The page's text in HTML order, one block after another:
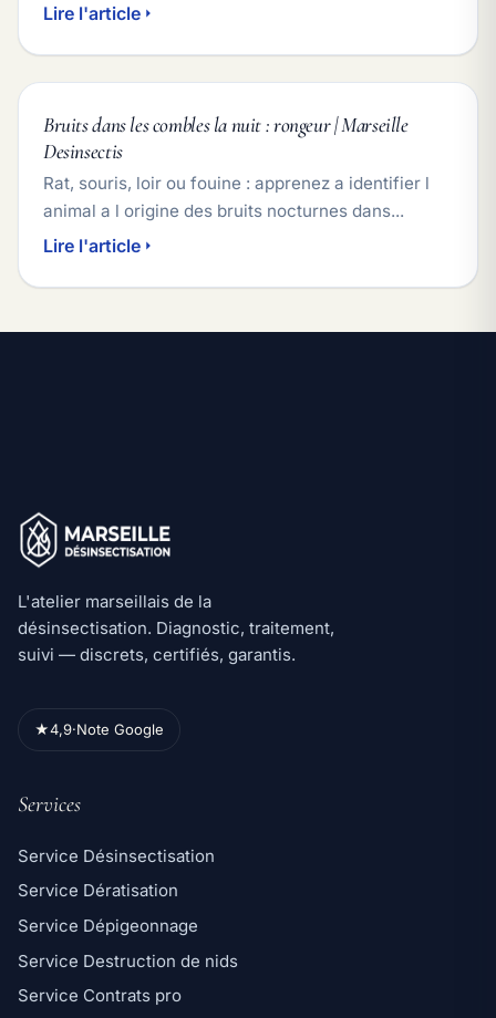
Lire l'article
Bruits dans les combles la nuit : rongeur | Marseille
Desinsectis
Rat, souris, loir ou fouine : apprenez a identifier l
animal a l origine des bruits nocturnes dans...
Lire l'article
L'atelier marseillais de la
désinsectisation. Diagnostic, traitement,
suivi — discrets, certifiés, garantis.
★4,9·Note Google
Services
Service Désinsectisation
Service Dératisation
Service Dépigeonnage
Service Destruction de nids
Service Contrats pro